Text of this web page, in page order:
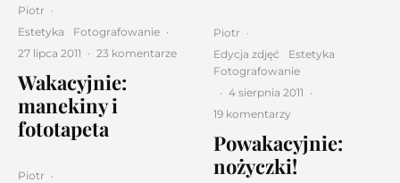
Piotr ·
Estetyka
Fotografowanie ·
27 lipca 2011 · 23 komentarze
Wakacyjnie:
manekiny i
fototapeta
Piotr ·
Piotr ·
Edycja zdjęć
Estetyka
Fotografowanie
· 4 sierpnia 2011 ·
19 komentarzy
Powakacyjnie:
nożyczki!